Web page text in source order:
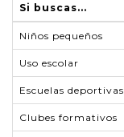
Si buscas...
Niños pequeños
Uso escolar
Escuelas deportivas
Clubes formativos